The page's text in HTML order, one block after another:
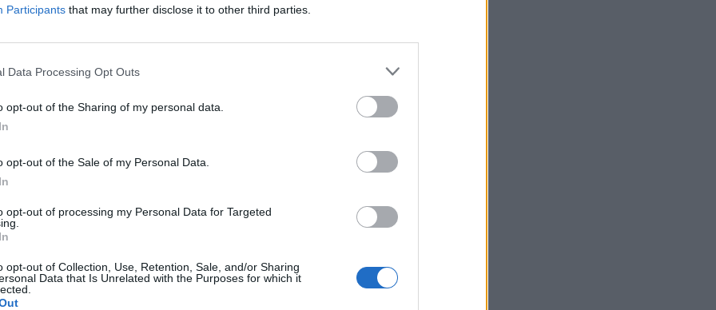
Participants that may further disclose it to other third parties.
Data Processing Opt Outs
opt-out of the Sharing of my personal data.
opt-out of the Sale of my Personal Data.
opt-out of processing my Personal Data for Targeted
opt-out of Collection, Use, Retention, Sale, and/or Sharing
Data that Is Unrelated with the Purposes for which it
že si Povodí Labe ponechá část opatření, která
Město bude vlastnit část, které ochraňuje centrum
například protipovodňové stěny. Město také
odčerpává voda, která by jinak zaplavila město, zpět do
proti záplavám převzalo už dřív. "Nyní je mají ve
primátor.
Česko včetně Ústí nad Labem v roce 2002. Město
které spojovala pouze železnice. Velké povodně byly
hlavního nádraží. Stěna tehdy sice nestačila a
a nepraskla.